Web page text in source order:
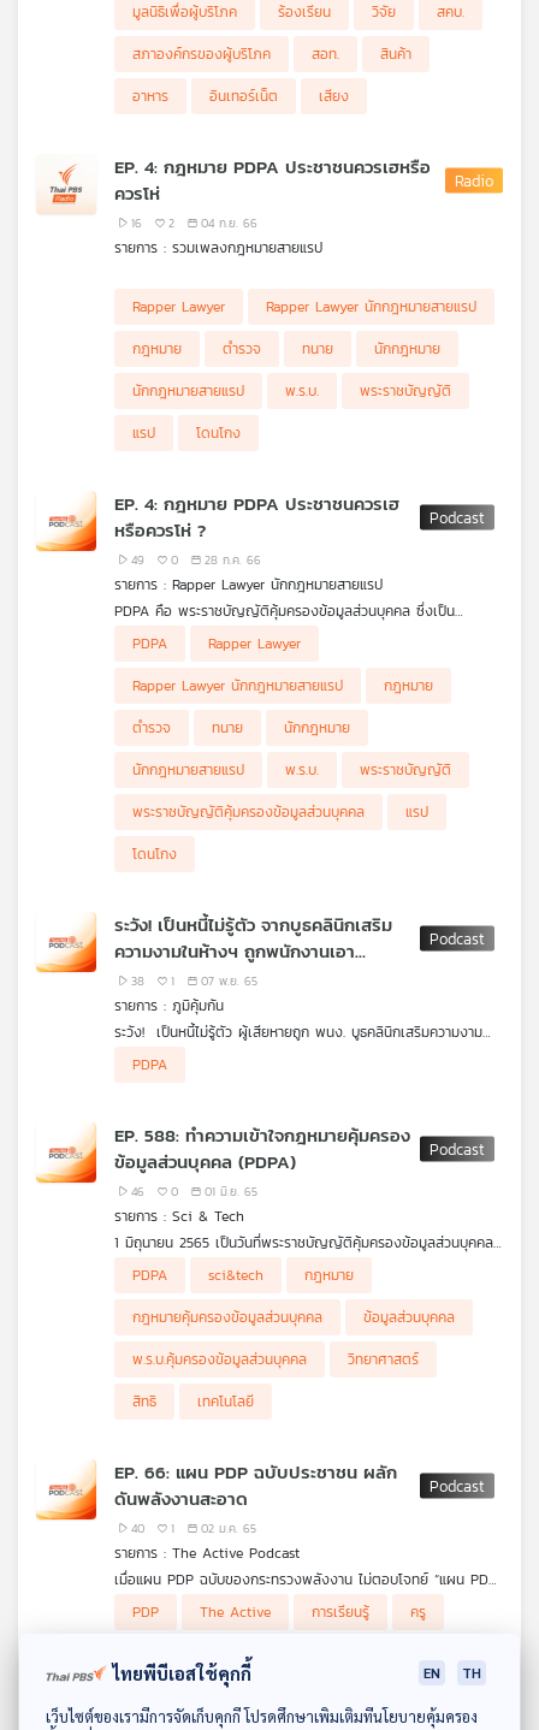
ดาวน์โหลด Thai PBS Podcast Application
มูลนิธิเพื่อผู้บริโภค
ร้องเรียน วิจัย
สคบ.
สภาองค์กรของผู้บริโภค
สอท.
สินค้า
อาหาร
อินเทอร์เน็ต เสียง
EP. 4: กฎหมาย PDPA ประชาชนควรเฮหรือ
ควรโห่
16 2 04 ก.ย. 66
รายการ : รวมเพลงกฎหมายสายแรป
Rapper Lawyer
Rapper Lawyer นักกฎหมายสายแรป
กฎหมาย
ตำรวจ ทนาย
นักกฎหมาย
นักกฎหมายสายแรป
พ.ร.บ.
พระราชบัญญัติ
แรป
โดนโกง
EP. 4: กฎหมาย PDPA ประชาชนควรเฮ
หรือควรโห่ ?
49 0 28 ก.ค. 66
รายการ : Rapper Lawyer นักกฎหมายสายแรป
PDPA คือ พระราชบัญญัติคุ้มครองข้อมูลส่วนบุคคล ซึ่งเป็น
คน รวมถึงการจัดเก็บข้อมูลและนำไปใช้โดยไม่ได้แจ้งให้ทราบ และไม่ได้
รับความยินยอมจากเจ้าของข้อมูลเสียก่อน เช่น การซื้อขายข้อมูล
เบอร์โทรศัพท์และข้อมูลส่วนตัวอื่น ๆ โดยที่เจ้าของข้อมูลไม่ยินยอม
ที่มักพบได้มากในรูปแบบการโทรมาโฆษณา หรือล่อลวง
ความสำคัญของ PDPA คือการทำให้เจ้าของข้อมูลมีสิทธิในข้อมูลส่วน
ตัวที่ถูกจัดเก็บไปแล้ว หรือกำลังจะถูกจัดเก็บมากขึ้น เพื่อสร้างความ
ปลอดภัยและเป็นส่วนตัวให้แก่เจ้าของข้อมูล โดยมีสิทธิที่สำคัญคือ
สิทธิการรับทราบและยิมยอมการเก็บข้อมูลส่วนตัว และสิทธิในการขอ
เข้าถึงข้อมูลส่วนตัว คัดค้านและเพิกถอนการเก็บและนำข้อมูลไปใช้
และสิทธิขอให้ลบหรือทำลายข้อมูลส่วนตัวอีกทั้งมีการกำหนดบทลงโทษ
สำหรับผู้ที่ไม่ปฏิบัติตามกฎหมายฉบับนี้เอาไว้อย่างเข้มข้น
PDPA
Rapper Lawyer
Rapper Lawyer นักกฎหมายสายแรป
กฎหมาย
ตำรวจ
ทนาย
นักกฎหมาย
นักกฎหมายสายแรป
พ.ร.บ.
พระราชบัญญัติ
พระราชบัญญัติคุ้มครองข้อมูลส่วนบุคคล
แรป
โดนโกง
ระวัง! เป็นหนี้ไม่รู้ตัว จากบูธคลินิกเสริม
ความงามในห้างฯ ถูกพนักงานเอา
โทรศัพท์ลงทะเบียนแอปฯ กู้เงินมาจ่ายค่า
คอร์ส / สภาวะกรดด่างในแต่ละอวัยวะ
ของมนุษย์ปรับได้ด้วยอาหารจริงหรือ
38 1 07 พ.ย. 65
รายการ : ภูมิคุ้มกัน
ระวัง! เป็นหนี้ไม่รู้ตัว ผู้เสียหายถูก พนง. บูธคลินิกเสริมความงาม
คอร์ส โดยไม่แจ้งรายละเอียด
แห่งหนึ่งใน จ.สมุทรปราการ ชักชวนซื้อคอร์สแต่แอบดาวน์โหลดแอปฯ
ตัว พนักงานขายมีพฤติกรรมเป็นการหลอกลวง
กรณีนี้ผู้บริโภคสามารถดำเนินการเพื่อไม่ต้องจ่ายเงินที่ตัวเองไม่
พิทักษ์สิทธิผู้บริโภค มูลนิธิเพื่อผู้บริโภค
รพงค์ ตอน สภาวะกรดด่างในแต่ละอวัยวะของมนุษย์ปรับได้ด้วย
อาหารจริงหรือ
PDPA
EP. 588: ทำความเข้าใจกฎหมายคุ้มครอง
ข้อมูลส่วนบุคคล (PDPA)
46 0 01 มิ.ย. 65
รายการ : Sci & Tech
1 มิถุนายน 2565 เป็นวันที่พระราชบัญญัติคุ้มครองข้อมูลส่วนบุคคล
เข้าใจสิทธิในข้อมูลส่วนบุคคลของเรา ข้อควรระวังและความเข้าใจเกี่ยว
กับกฎหมายฉบับนี้
ข้อมูลส่วนบุคคลครอบคลุมถึงเรื่องอะไร สิทธิที่เรามีในการคุ้มครอง
ข้อมูลเหล่านี้คืออะไร หลังจากนี้จะต้องระวังเรื่องอะไรบ้าง พูดคุยกับ
พี่หลาม จิ๋กโก๋ไอที
PDPA sci&tech
กฎหมาย
กฎหมายคุ้มครองข้อมูลส่วนบุคคล
ข้อมูลส่วนบุคคล
พ.ร.บ.คุ้มครองข้อมูลส่วนบุคคล
วิทยาศาสตร์
สิทธิ
เทคโนโลยี
EP. 66: แผน PDP ฉบับประชาชน ผลัก
ดันพลังงานสะอาด
40 1 02 ม.ค. 65
รายการ : The Active Podcast
เมื่อแผน PDP ฉบับของกระทรวงพลังงาน ไม่ตอบโจทย์ “แผน PDP
The Active Podcast ชวนคุยเรื่องการจัดทำร่างแผนพัฒนากำลัง
ผลิตไฟฟ้าของประเทศ (PDP) จากข้อเสนอของภาคประชาสังคม ส่ง
พลังงานให้สอดรับกับความเป็นจริง เพื่อเลี่ยงภาระค่าใช้จ่ายด้านการ
ผลิตไฟฟ้าสำรองจ่ายเกิดจริง และการสนับสนุนการใช้โซลาร์เซลล์
ตามที่ประชาชนต้องการ
คุยกับ ชื่นชม สง่า กรีเซน นักวิชาการอิสระด้านพลังงาน และธีระ
ประเทศไทย
PDP The Active การเรียนรู้
ครู
นักเคลื่อนไหวทางสังคม
ไทยพีบีเอสใช้คุกกี้ EN TH
เว็บไซต์ของเรามีการจัดเก็บคุกกี้ โปรดศึกษาเพิ่มเติมที่นโยบายคุ้มครอง